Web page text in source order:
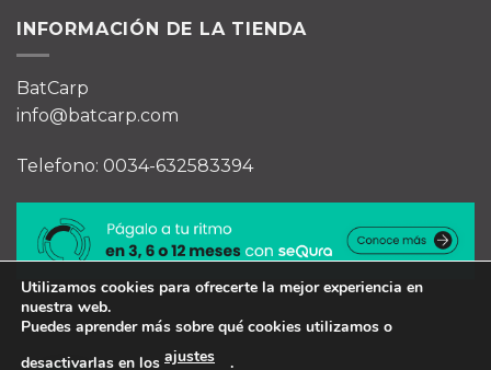
INFORMACIÓN DE LA TIENDA
BatCarp
info@batcarp.com
Telefono: 0034-632583394
Utilizamos cookies para ofrecerte la mejor experiencia en
nuestra web.
Puedes aprender más sobre qué cookies utilizamos o
desactivarlas en los ajustes .